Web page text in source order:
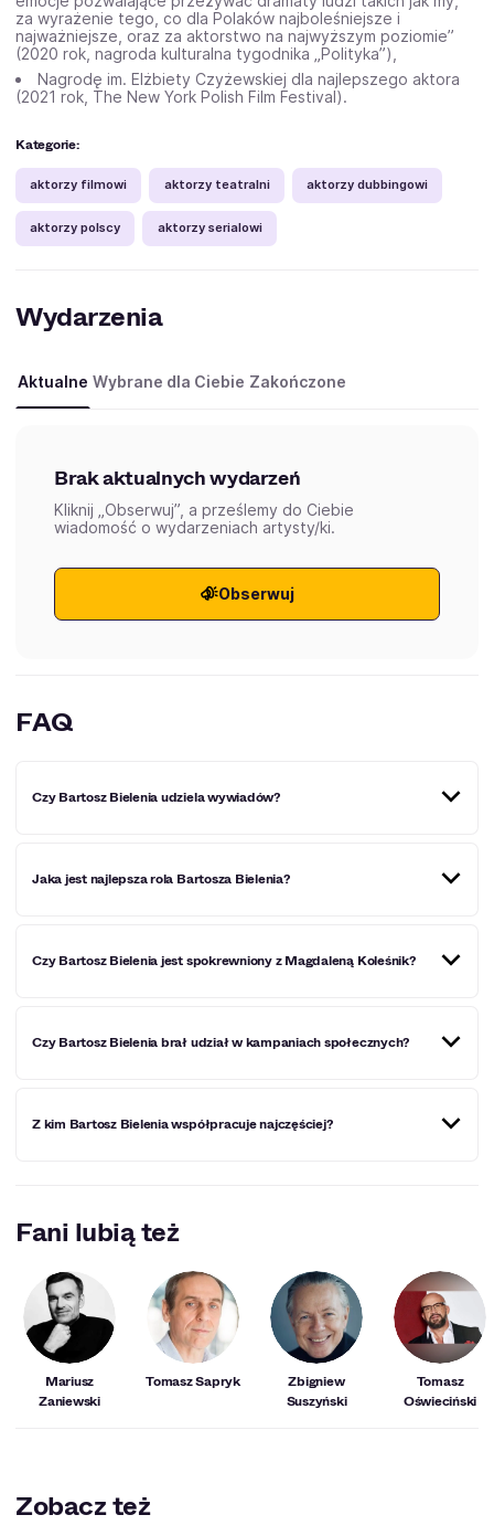
za wyrażenie tego, co dla Polaków najboleśniejsze i
najważniejsze, oraz za aktorstwo na najwyższym poziomie”
(2020 rok, nagroda kulturalna tygodnika „Polityka”),
Nagrodę im. Elżbiety Czyżewskiej dla najlepszego aktora
(2021 rok, The New York Polish Film Festival).
Kategorie:
aktorzy filmowi aktorzy teatralni aktorzy dubbingowi
aktorzy polscy aktorzy serialowi
Wydarzenia
Aktualne Wybrane dla Ciebie Zakończone
Brak aktualnych wydarzeń
Kliknij „Obserwuj”, a prześlemy do Ciebie
wiadomość o wydarzeniach artysty/ki.
Obserwuj
FAQ
Czy Bartosz Bielenia udziela wywiadów?
Wakara pt. „Zawód: aktor”.
Jaka jest najlepsza rola Bartosza Bielenia?
Czy Bartosz Bielenia jest spokrewniony z Magdaleną Koleśnik?
Czy Bartosz Bielenia brał udział w kampaniach społecznych?
#GłosemZwierząt, a w 2023 roku – Stowarzyszenia
Z kim Bartosz Bielenia współpracuje najczęściej?
Waśniewską-Gill (6 wspólnych produkcji).
Fani lubią też
Mariusz
Zaniewski
Tomasz Sapryk
Zbigniew
Suszyński
Tomasz
Oświeciński
Zobacz też